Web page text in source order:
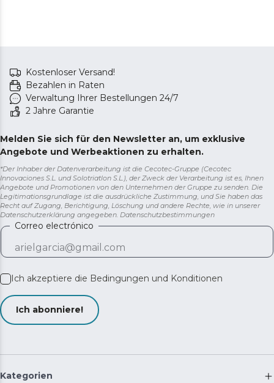
Kostenloser Versand!
Bezahlen in Raten
Verwaltung Ihrer Bestellungen 24/7
2 Jahre Garantie
Melden Sie sich für den Newsletter an, um exklusive
Angebote und Werbeaktionen zu erhalten.
*Der Inhaber der Datenverarbeitung ist die Cecotec-Gruppe (Cecotec
Innovaciones S.L. und Solotriatlon S.L.), der Zweck der Verarbeitung ist es, Ihnen
Angebote und Promotionen von den Unternehmen der Gruppe zu senden. Die
Legitimationsgrundlage ist die ausdrückliche Zustimmung, und Sie haben das
Recht auf Zugang, Berichtigung, Löschung und andere Rechte, wie in unserer
Datenschutzerklärung angegeben. Datenschutzbestimmungen
Correo electrónico
Ich akzeptiere die Bedingungen und Konditionen
Ich abonniere!
Kategorien